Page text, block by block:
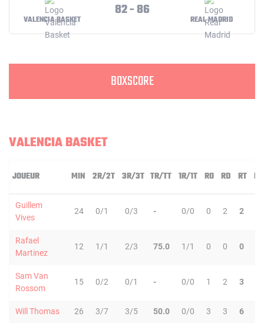
VALENCIA BASKET
82 - 86
REAL MADRID
BOXSCORE
VALENCIA BASKET
JOUEUR MIN 2R/2T 3R/3T TR/TT 1R/1T RO RD RT PD
Guillem
Vives
24 0/1 0/3 - 0/0 0 2 2
Rafael
Martinez
12 1/1 2/3 75.0 1/1 0 0 0
Sam Van
Rossom
15 0/2 0/1 - 0/0 1 2 3
Will Thomas 26 3/7 3/5 50.0 0/0 3 3 6